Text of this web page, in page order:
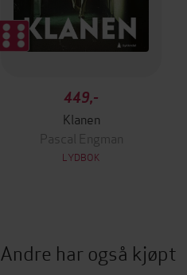
449,-
Klanen
Pascal Engman
LYDBOK
Andre har også kjøpt